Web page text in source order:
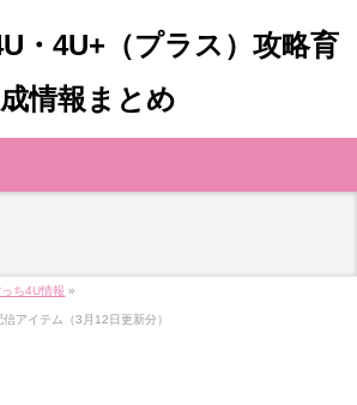
・4U+（プラス）攻略育
成情報まとめ
ち4U情報 »
アイテム（3月12日更新分）